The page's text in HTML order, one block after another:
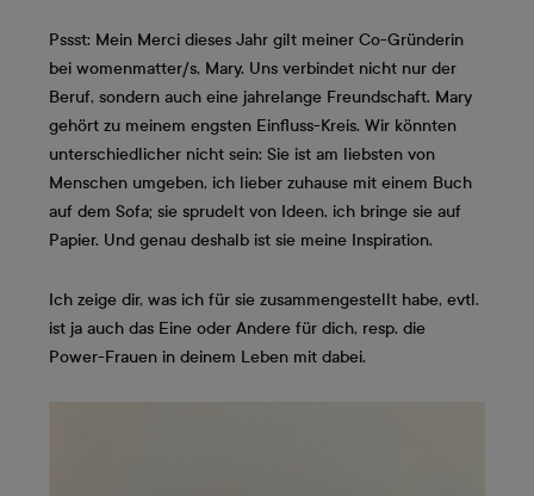
Pssst: Mein Merci dieses Jahr gilt meiner Co-Gründerin
bei womenmatter/s, Mary. Uns verbindet nicht nur der
Beruf, sondern auch eine jahrelange Freundschaft. Mary
gehört zu meinem engsten Einfluss-Kreis. Wir könnten
unterschiedlicher nicht sein: Sie ist am liebsten von
Menschen umgeben, ich lieber zuhause mit einem Buch
auf dem Sofa; sie sprudelt von Ideen, ich bringe sie auf
Papier. Und genau deshalb ist sie meine Inspiration.
Ich zeige dir, was ich für sie zusammengestellt habe, evtl.
ist ja auch das Eine oder Andere für dich, resp. die
Power-Frauen in deinem Leben mit dabei.